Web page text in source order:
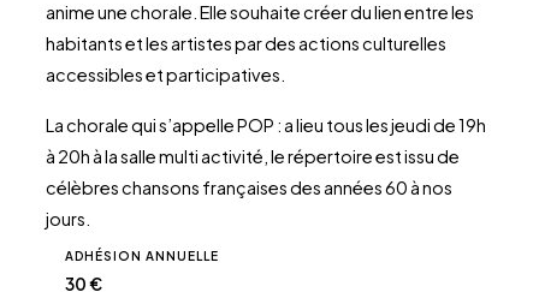
anime une chorale. Elle souhaite créer du lien entre les
habitants et les artistes par des actions culturelles
accessibles et participatives.
La chorale qui s’appelle POP : a lieu tous les jeudi de 19h
à 20h à la salle multi activité, le répertoire est issu de
célèbres chansons françaises des années 60 à nos
jours.
ADHÉSION ANNUELLE
30 €